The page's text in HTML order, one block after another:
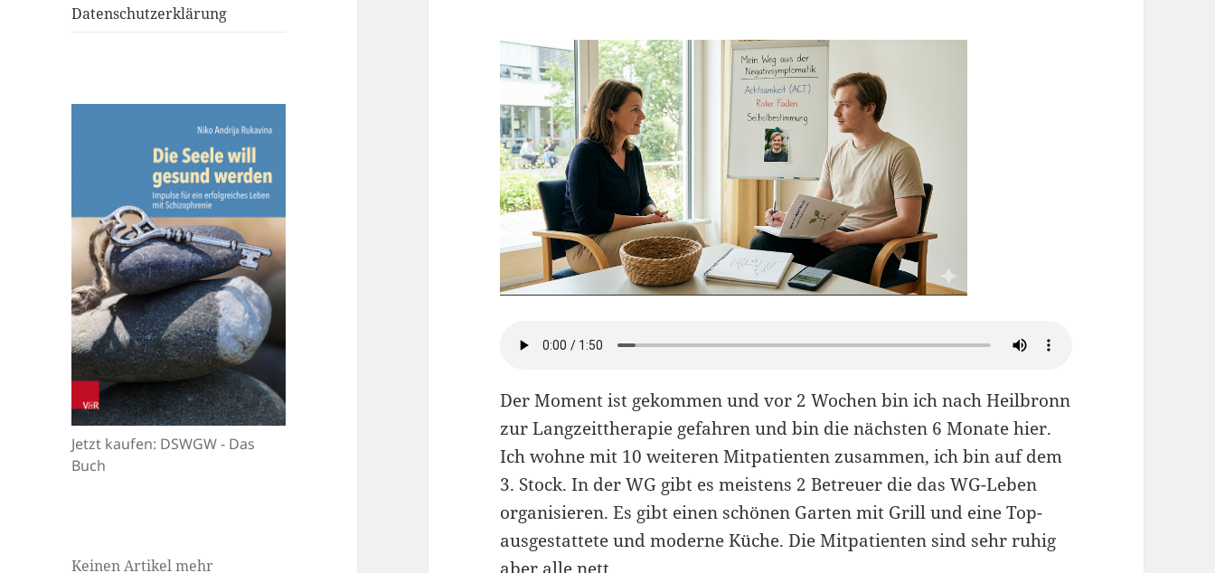
Datenschutzerklärung
Jetzt kaufen: DSWGW - Das
Buch
Keinen Artikel mehr
Der Moment ist gekommen und vor 2 Wochen bin ich nach Heilbronn
zur Langzeittherapie gefahren und bin die nächsten 6 Monate hier.
Ich wohne mit 10 weiteren Mitpatienten zusammen, ich bin auf dem
3. Stock. In der WG gibt es meistens 2 Betreuer die das WG-Leben
organisieren. Es gibt einen schönen Garten mit Grill und eine Top-
ausgestattete und moderne Küche. Die Mitpatienten sind sehr ruhig